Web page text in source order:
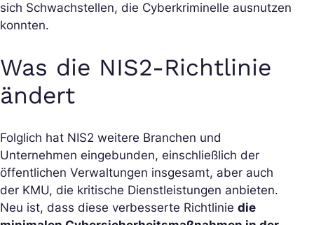
sich Schwachstellen, die Cyberkriminelle ausnutzen
konnten.
Was die NIS2-Richtlinie
ändert
Folglich hat NIS2 weitere Branchen und
Unternehmen eingebunden, einschließlich der
öffentlichen Verwaltungen insgesamt, aber auch
der KMU, die kritische Dienstleistungen anbieten.
Neu ist, dass diese verbesserte Richtlinie die